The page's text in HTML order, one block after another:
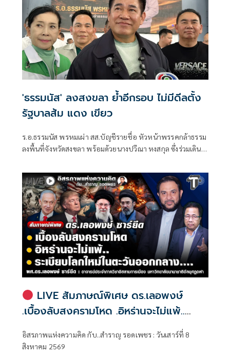
'ธรรมนัส' ลงสงขลา ย้ำอีกรอบ ไม่มีดีลตั้ง
รัฐบาลส้ม แดง เขียว
ร.อ.ธรรมนัส พรหมเผ่า สส.บัญชีรายชื่อ หัวหน้าพรรคกล้าธรรม
ลงพื้นที่จังหวัดสงขลา พร้อมด้วยนางปวีณา หงสกุล ซึ่งร่วมเดิน
ณ ที่ทำการนายเดชอิศม์ โดยมีการประชุมหารือแนวทางการ
ทำงานและขับเคลื่อนนโยบายในพื้นที่ ก่อนเดินทางต่อไปยัง
จังหวัดพัทลุง
LIVE สัมภาษณ์พิเศษ ดร.เลอพงษ์
.เบื้องลับสงครามโหด .อิหร่านจะไม่แพ้..
อิสรภาพแห่งความคิด กับ..สำราญ รอด
อิสรภาพแห่งความคิด กับ..สำราญ รอดเพชร : วันเสาร์ที่ 8
สิงหาคม 2569